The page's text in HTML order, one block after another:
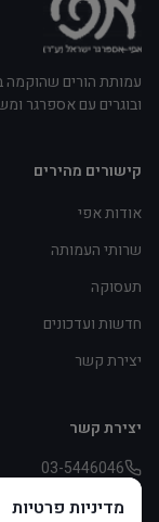
ובוגרים עם אספרגר
קישורים מהירים
אודות אפי
שרותי העמותה
תעסוקה
חדשות ועדכונים
יצירת קשר
יצירת קשר
03-5446046
מדיניות פרטיות